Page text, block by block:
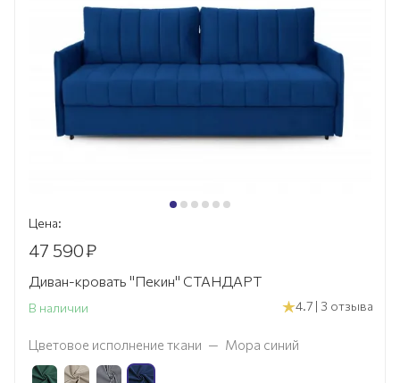
Цена:
47 590₽
Диван-кровать "Пекин" СТАНДАРТ
В наличии 4.7 | 3 отзыва
Цветовое исполнение ткани — Мора синий